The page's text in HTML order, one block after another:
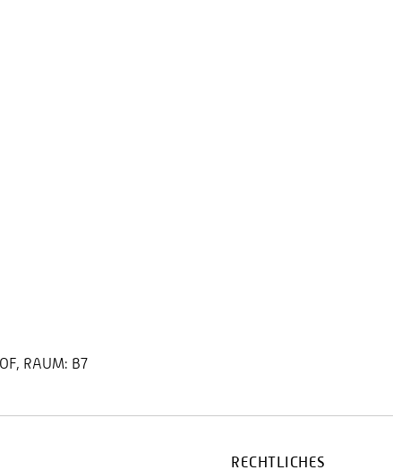
RAUM: B7
RECHTLICHES